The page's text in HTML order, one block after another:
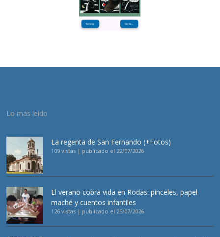
Lo más leído
La regenta de San Fernando (+Fotos)
109 vistas | publicado el 22/07/2026
El verano cobra vida en Rodas: pinceles, papel
maché y cuentos infantiles
126 vistas | publicado el 25/07/2026